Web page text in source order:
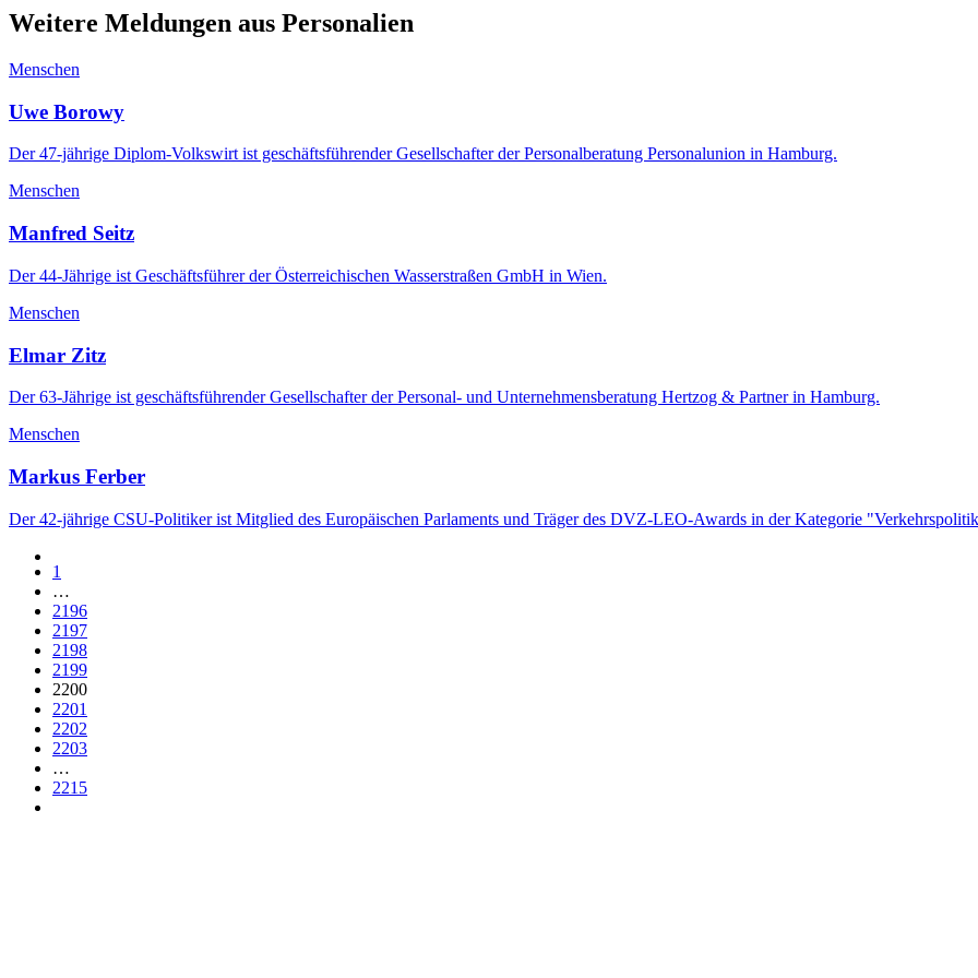
Weitere Meldungen aus Personalien
Menschen
Uwe Borowy
Der 47-jährige Diplom-Volkswirt ist geschäftsführender Gesellschafter der Personalberatung Personalunion in Hamburg.
Menschen
Manfred Seitz
Der 44-Jährige ist Geschäftsführer der Österreichischen Wasserstraßen GmbH in Wien.
Menschen
Elmar Zitz
Der 63-Jährige ist geschäftsführender Gesellschafter der Personal- und Unternehmensberatung Hertzog & Partner in Hamburg.
Menschen
Markus Ferber
Der 42-jährige CSU-Politiker ist Mitglied des Europäischen Parlaments und Träger des DVZ-LEO-Awards in der Kategorie
1
…
2196
2197
2198
2199
2200
2201
2202
2203
…
2215